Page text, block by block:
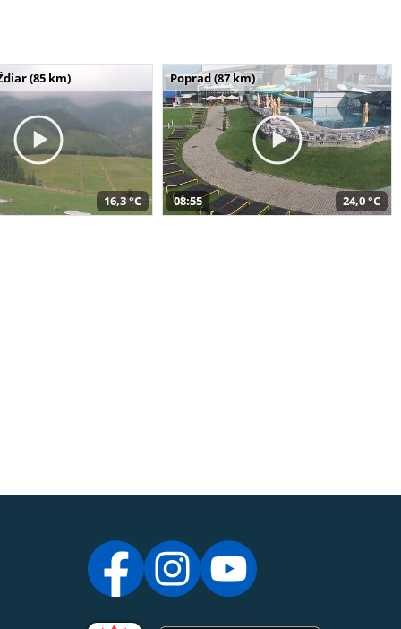
(85 km)
16,3 °C
Poprad (87 km)
08:55 24,0 °C